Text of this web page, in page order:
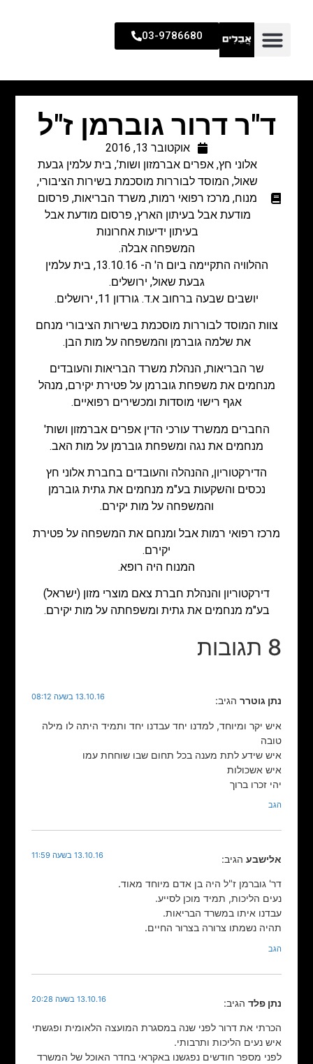
03-9786680
ד"ר דרור גוברמן ז"ל
אוקטובר 13, 2016
אלוני חץ, אפרים אברמזון ושות’, בית עלמין גבעת
שאול, המוסד לבוררות מוסכמת בשירות הציבורי,
מנוח, מרכז רפואי רמות, משרד הבריאות, פרסום
מודעת אבל בעיתון הארץ, פרסום מודעת אבל
בעיתון ידיעות אחרונות
המשפחה אבלה.
ההלוויה התקיימה ביום ה' ה- 13.10.16, בית עלמין
גבעת שאול, ירושלים.
יושבים שבעה ברחוב א.ד. גורדון 11, ירושלים.
צוות המוסד לבוררות מוסכמת בשירות הציבורי מנחם
את שלמה גוברמן והמשפחה על מות הבן.
שר הבריאות, הנהלת משרד הבריאות והעובדים
מנחמים את משפחת גוברמן על פטירת יקירם, מנהל
אגף רישוי מוסדות ומכשירים רפואיים.
החברים ממשרד עורכי הדין אפרים אברמזון ושות'
מנחמים את נגה ומשפחת גוברמן על מות האב.
הדירקטוריון, ההנהלה והעובדים בחברת אלוני חץ
נכסים והשקעות בע"מ מנחמים את גתית גוברמן
והמשפחה על מות יקירם.
מרכז רפואי רמות אבל ומנחם את המשפחה על פטירת
יקירם.
המנוח היה רופא.
דירקטוריון והנהלת חברת צאם מוצרי מזון (ישראל)
בע"מ מנחמים את גתית ומשפחתה על מות יקירם.
8 תגובות
נתן גוטרר הגיב: 13.10.16 בשעה 08:12
איש יקר ומיוחד, למדנו יחד עבדנו יחד ותמיד היתה לו מילה
טובה
איש שידע לתת מענה בכל תחום שבו שוחחת עמו
איש אשכולות
יהי זכרו ברוך
הגב
אלישבע הגיב: 13.10.16 בשעה 11:59
דר' גוברמן ז"ל היה בן אדם מיוחד מאוד.
נעים הליכות, תמיד מוכן לסייע.
עבדנו איתו במשרד הבריאות.
תהיה נשמתו צרורה בצרור החיים.
הגב
נתן פלד הגיב: 13.10.16 בשעה 20:28
הכרתי את דרור לפני שנה במסגרת המועצה הלאומית ופגשתי
איש נעים הליכות ותרבותי.
לפני מספר חודשים נפגשנו באקראי בחדר האוכל של המשרד